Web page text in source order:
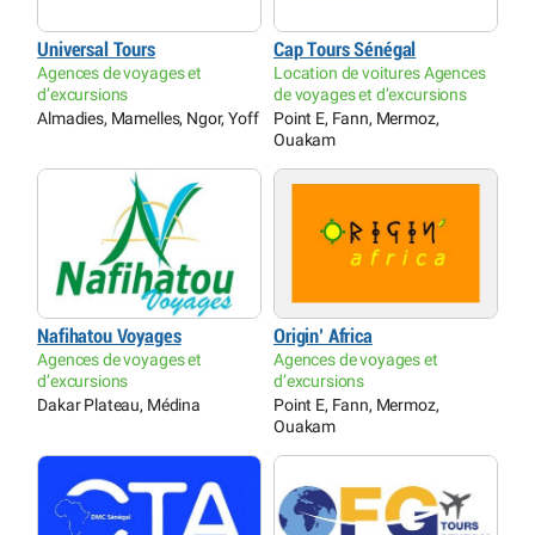
Universal Tours
Agences de voyages et
d’excursions
Almadies, Mamelles, Ngor, Yoff
Cap Tours Sénégal
Location de voitures Agences
de voyages et d’excursions
Point E, Fann, Mermoz,
Ouakam
Nafihatou Voyages
Agences de voyages et
d’excursions
Dakar Plateau, Médina
Origin’ Africa
Agences de voyages et
d’excursions
Point E, Fann, Mermoz,
Ouakam